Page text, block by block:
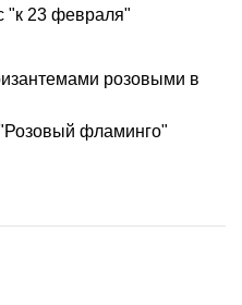
"к 23 февраля"
"Розовый фламинго"